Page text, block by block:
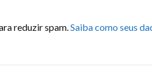
reduzir spam.Saiba como seus